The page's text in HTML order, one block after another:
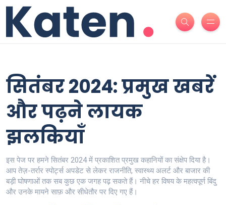
सितंबर 2024: प्रमुख खबरें
और पढ़ने लायक
झलकियाँ
इस पेज पर हमने सितंबर 2024 में प्रकाशित प्रमुख कहानियों का संक्षेप दिया है।
आप तेज़-तर्रार स्पोर्ट्स अपडेट से लेकर राजनीति, स्वास्थ्य अलर्ट और बाजार की
बड़ी घोषणाओं तक सब कुछ एक जगह पढ़ सकते हैं। नीचे हर विषय के महत्वपूर्ण बिंदु
और उनके मायने साफ़ और सीधेतौर पर दिए गए हैं।